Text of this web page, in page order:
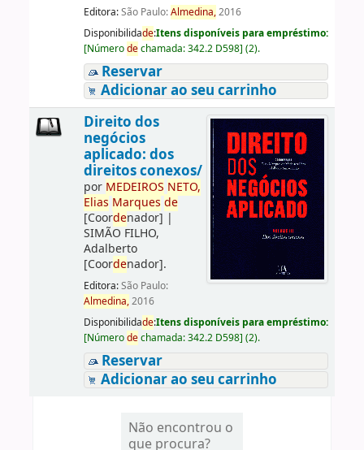
Editora:São Paulo:Almedina,2016
Disponibilidade:Itens disponíveis para empréstimo:
[Númerodechamada:342.2 D598] (2).
Reservar
Adicionar ao seu carrinho
Direito dos
negócios
aplicado: dos
direitos conexos/
por MEDEIROS NETO,
Elias Marques de
[Coordenador] |
SIMÃO FILHO,
Adalberto
[Coordenador].
Editora:São Paulo:
Almedina,2016
Disponibilidade:Itens disponíveis para empréstimo:
[Númerodechamada:342.2 D598] (2).
Reservar
Adicionar ao seu carrinho
Não encontrou o
que procura?